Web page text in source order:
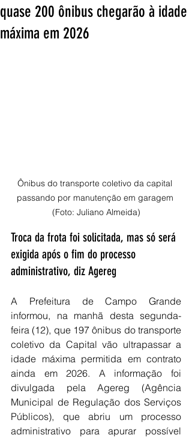
quase 200 ônibus chegarão à idade
máxima em 2026
Ônibus do transporte coletivo da capital
passando por manutenção em garagem
(Foto: Juliano Almeida)
Troca da frota foi solicitada, mas só será
exigida após o fim do processo
administrativo, diz Agereg
A Prefeitura de Campo Grande
informou, na manhã desta segunda-
feira (12), que 197 ônibus do transporte
coletivo da Capital vão ultrapassar a
idade máxima permitida em contrato
ainda em 2026. A informação foi
divulgada pela Agereg (Agência
Municipal de Regulação dos Serviços
Públicos), que abriu um processo
administrativo para apurar possível